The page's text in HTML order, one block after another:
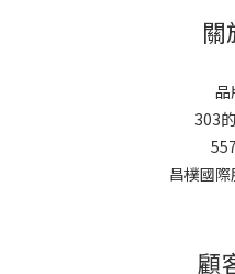
關
品
303
昌樸國
顧